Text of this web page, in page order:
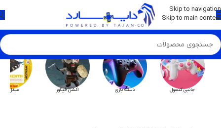
Skip to navigation
Skip to main content
💡برچسب و اسکین کنسول ها بروز شد . . . اینجا کیک کن !
جانبی کنسول دسته بازی اکشن فیگور مبدل HX